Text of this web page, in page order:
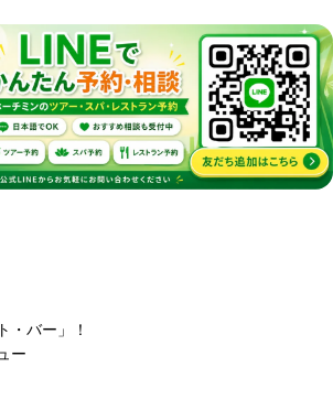
・バー」！
ー